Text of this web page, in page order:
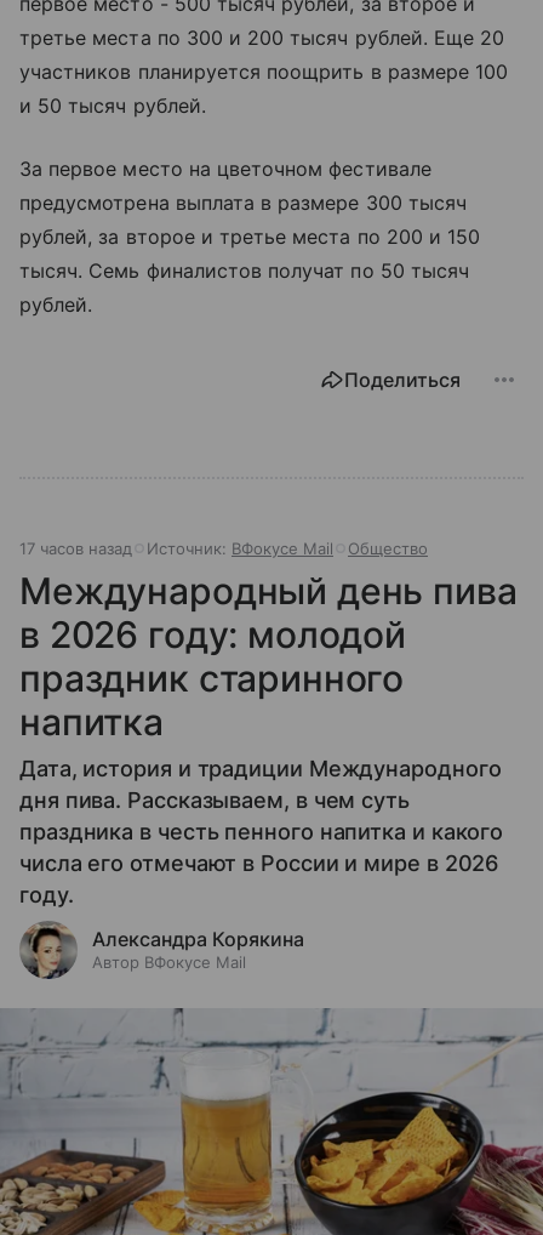
третье места по 300 и 200 тысяч рублей. Еще 20
участников планируется поощрить в размере 100
и 50 тысяч рублей.
За первое место на цветочном фестивале
предусмотрена выплата в размере 300 тысяч
рублей, за второе и третье места по 200 и 150
тысяч. Семь финалистов получат по 50 тысяч
рублей.
Поделиться
17 часов назад Источник: ВФокусе Mail Общество
Международный день пива
в 2026 году: молодой
праздник старинного
напитка
Дата, история и традиции Международного
дня пива. Рассказываем, в чем суть
праздника в честь пенного напитка и какого
числа его отмечают в России и мире в 2026
году.
Александра Корякина
Автор ВФокусе Mail